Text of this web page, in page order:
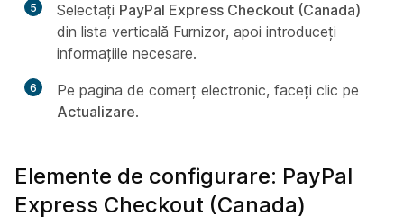
5 Selectați PayPal Express Checkout (Canada)
din lista verticală Furnizor, apoi introduceți
informațiile necesare.
6
Pe pagina de comerț electronic, faceți clic pe
Actualizare.
Elemente de configurare: PayPal
Express Checkout (Canada)